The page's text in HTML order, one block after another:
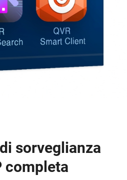
sorveglianza
completa